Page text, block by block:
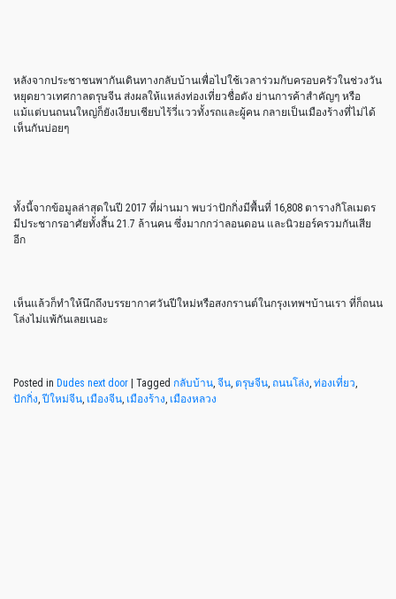
หลังจากประชาชนพากันเดินทางกลับบ้านเพื่อไปใช้เวลาร่วมกับครอบครัวในช่วงวัน
หยุดยาวเทศกาลตรุษจีน ส่งผลให้แหล่งท่องเที่ยวชื่อดัง ย่านการค้าสำคัญๆ หรือ
แม้แต่บนถนนใหญ่ก็ยังเงียบเชียบไร้วี่แววทั้งรถและผู้คน กลายเป็นเมืองร้างที่ไม่ได้
เห็นกันบ่อยๆ
ทั้งนี้จากข้อมูลล่าสุดในปี 2017 ที่ผ่านมา พบว่าปักกิ่งมีพื้นที่ 16,808 ตารางกิโลเมตร
มีประชากรอาศัยทั้งสิ้น 21.7 ล้านคน ซึ่งมากกว่าลอนดอน และนิวยอร์ครวมกันเสีย
อีก
เห็นแล้วก็ทำให้นึกถึงบรรยากาศวันปีใหม่หรือสงกรานต์ในกรุงเทพฯบ้านเรา ที่ก็ถนน
โล่งไม่แพ้กันเลยเนอะ
Posted in Dudes next door | Tagged กลับบ้าน จีน ตรุษจีน ถนนโล่ง ท่องเที่ยว
ปักกิ่ง ,ปีใหม่จีน เมืองจีน เมืองร้าง เมืองหลวง